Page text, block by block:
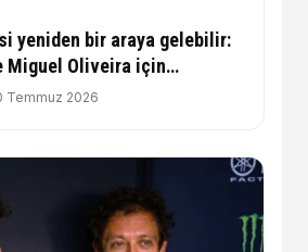
yeniden bir araya gelebilir:
Miguel Oliveira için
Temmuz 2026